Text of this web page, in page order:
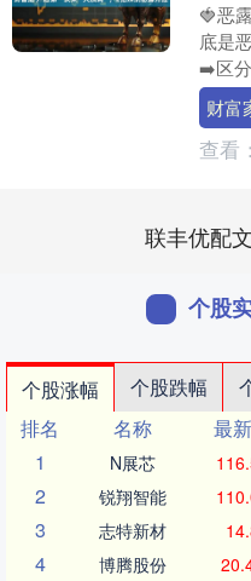
🍓恶
底是
➡️区
子的
分娩
财富
查看：
联丰优配
个股
个股涨幅 个股跌幅
排名
名称 最
1
N展芯
2 锐翔智能
3 志特新材
4 博腾股份